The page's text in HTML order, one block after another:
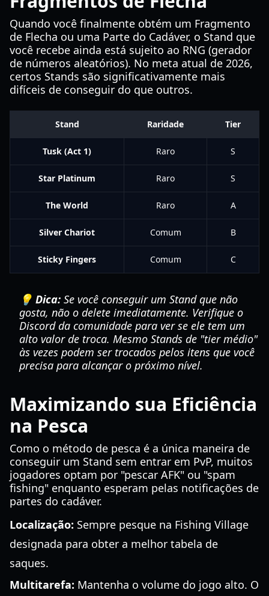
Quando você finalmente obtém um Fragmento
de Flecha ou uma Parte do Cadáver, o Stand que
você recebe ainda está sujeito ao RNG (gerador
de números aleatórios). No meta atual de 2026,
certos Stands são significativamente mais
difíceis de conseguir do que outros.
Stand Raridade Tier
Tusk (Act 1) Raro S
Star Platinum Raro S
The World Raro A
Silver Chariot Comum B
Sticky Fingers Comum C
💡 Dica: Se você conseguir um Stand que não
gosta, não o delete imediatamente. Verifique o
Discord da comunidade para ver se ele tem um
alto valor de troca. Mesmo Stands de "tier médio"
às vezes podem ser trocados pelos itens que você
precisa para alcançar o próximo nível.
Maximizando sua Eficiência
na Pesca
Como o método de pesca é a única maneira de
conseguir um Stand sem entrar em PvP, muitos
jogadores optam por "pescar AFK" ou "spam
fishing" enquanto esperam pelas notificações de
partes do cadáver.
Localização: Sempre pesque na Fishing Village
designada para obter a melhor tabela de
saques.
Multitarefa: Mantenha o volume do jogo alto. O